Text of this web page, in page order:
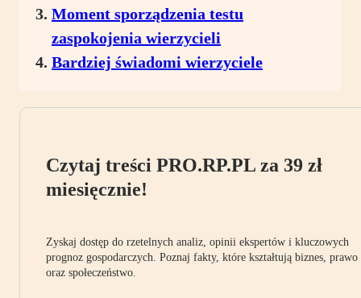
Moment sporządzenia testu
zaspokojenia wierzycieli
Bardziej świadomi wierzyciele
Czytaj treści PRO.RP.PL za 39 zł
miesięcznie!
Zyskaj dostęp do rzetelnych analiz, opinii ekspertów i kluczowych
prognoz gospodarczych. Poznaj fakty, które kształtują biznes, prawo
oraz społeczeństwo.